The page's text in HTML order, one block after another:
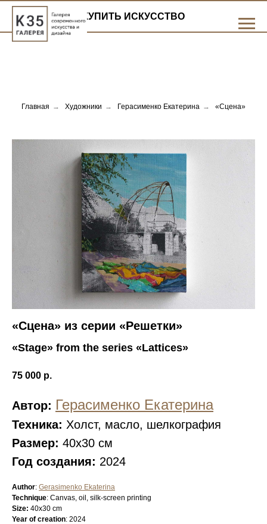
КУПИТЬ ИСКУССТВО
Главная → Художники → Герасименко Екатерина → «Сцена»
«Сцена» из серии «Решетки»
«Stage» from the series «Lattices»
75 000 р.
Автор: Герасименко Екатерина
Техника: Холст, масло, шелкография
Размер: 40х30 см
Год создания: 2024
Author: Gerasimenko Ekaterina
Technique: Сanvas, oil, silk-screen printing
Size: 40x30 cm
Year of creation: 2024